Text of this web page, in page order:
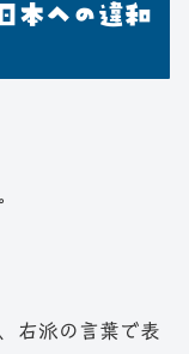
本への違和
右派の言葉で表